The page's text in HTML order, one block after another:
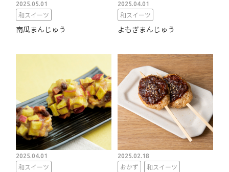
2025.05.01
和スイーツ
南瓜まんじゅう
2025.04.01
和スイーツ
よもぎまんじゅう
2025.04.01
和スイーツ
2025.02.18
おかず 和スイーツ